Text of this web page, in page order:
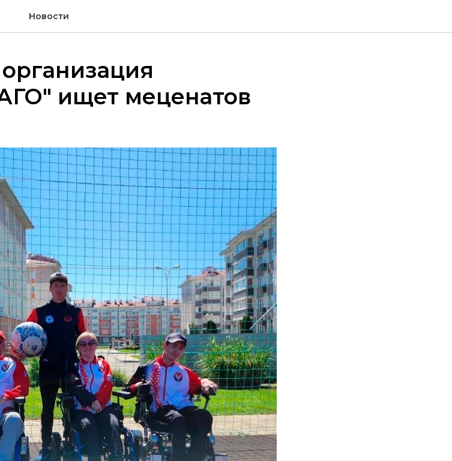
Новости
ищет меценатов